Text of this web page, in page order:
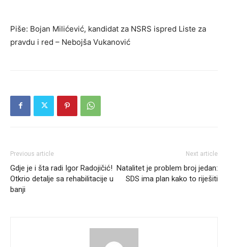
Piše: Bojan Milićević, kandidat za NSRS ispred Liste za
pravdu i red – Nebojša Vukanović
Previous article
Gdje je i šta radi Igor Radojičić!
Otkrio detalje sa rehabilitacije u
banji
Next article
Natalitet je problem broj jedan:
SDS ima plan kako to riješiti